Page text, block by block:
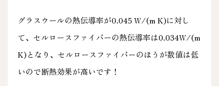
グラスウールの熱伝導率が0.045 W/(m K)に対し
て、セルロースファイバーの熱伝導率は0.034W/(m
K)となり、セルロースファイバーのほうが数値は低
いので断熱効果が高いです！